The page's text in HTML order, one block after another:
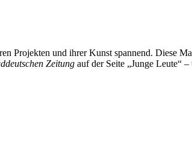
Projekten und ihrer Kunst spannend. Diese
Zeitung auf der Seite „Junge Leute“